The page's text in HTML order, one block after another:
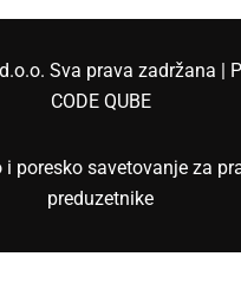
Sva prava zadržana |
CODE QUBE
poresko savetovanje za
preduzetnike
sa važnim
i zakonskih